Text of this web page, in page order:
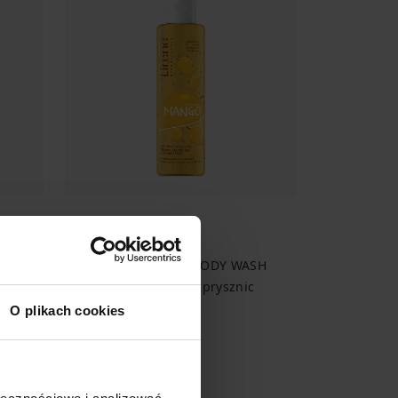
O plikach cookies
Lirene JUICY BOOST BODY WASH
Odświeżający żel pod prysznic
MANGO 150 ml
13,33 zł / 100 ml